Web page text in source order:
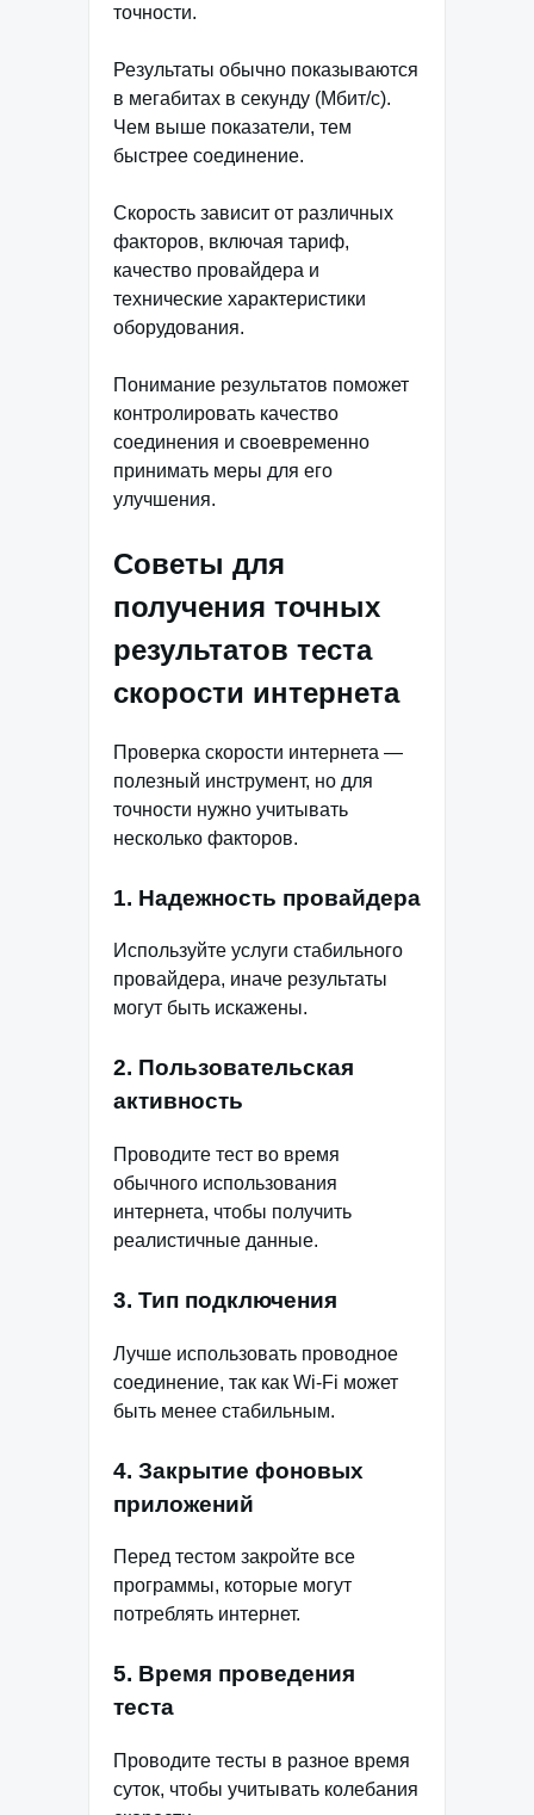
точности.
Результаты обычно показываются
в мегабитах в секунду (Мбит/с).
Чем выше показатели, тем
быстрее соединение.
Скорость зависит от различных
факторов, включая тариф,
качество провайдера и
технические характеристики
оборудования.
Понимание результатов поможет
контролировать качество
соединения и своевременно
принимать меры для его
улучшения.
Советы для
получения точных
результатов теста
скорости интернета
Проверка скорости интернета —
полезный инструмент, но для
точности нужно учитывать
несколько факторов.
1. Надежность провайдера
Используйте услуги стабильного
провайдера, иначе результаты
могут быть искажены.
2. Пользовательская
активность
Проводите тест во время
обычного использования
интернета, чтобы получить
реалистичные данные.
3. Тип подключения
Лучше использовать проводное
соединение, так как Wi-Fi может
быть менее стабильным.
4. Закрытие фоновых
приложений
Перед тестом закройте все
программы, которые могут
потреблять интернет.
5. Время проведения
теста
Проводите тесты в разное время
суток, чтобы учитывать колебания